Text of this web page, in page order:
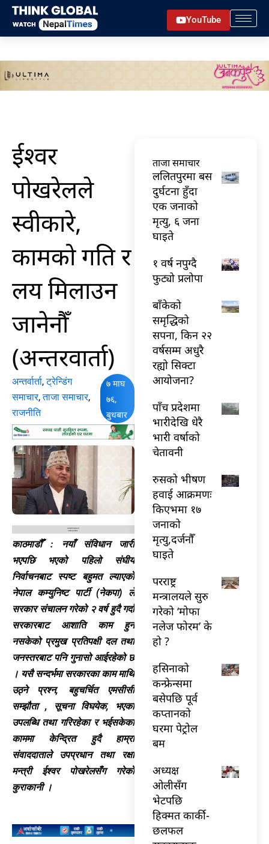
Skip
content
YouTube
ईश्वर
पोखरेलले
स्वीकारे,
कामको गति र
लय मिलाउन
जानेनौँ
(अन्तरवार्ता)
अन्तर्वार्ता,ट्रेन्डिंग
समाचार,ताजा समाचार,
राजनीति
७ माघ
७६,
बुधबार
काठमाडौँ : नयाँ संविधान जारी
भएपछि भएको पहिलो संघीय
निर्वाचनबाट स्पष्ट बहुमत ल्याएको
नेपाल कम्युनिष्ट पार्टी (नेकपा) ले
सरकार संचालन गरेको २ वर्ष हुदै गर्दा
सरकारबाट आशाति काम हुन
नसकेको प्रमुख प्रतिपक्षी दल तथा
जनस्तरबाट पनि गुनासो आईरहेको छ
। यसै सन्दर्भमा सरकारका काम माथि
उठ्ने प्रश्न, बहुचर्चित एमसीसी
सम्झौता , सूचना विघयेक, भएका
उपलब्धि तथा गरिरहेका र भईसकेका
काममा केन्द्रित हुदै हाम्रा
संवाददाताले उपप्रधान तथा रक्षा
मन्त्री ईश्वर पोखरेलसँग गरेको
कुराकानी ।
ताजा समाचार
ललितपुरमा बस
दुर्घटना हुँदा
एक जनाको
मृत्यु, ६ जना
घाइते
१ वर्ष नपुग्दै
फुट्यो प्रलोपा
बाँकेको
समृद्धिको
सपना, किन २२
वर्षसम्म अधुरै
रह्यो सिक्टा
आयोजना?
पाँच प्रदेशमा
भारीदेखि धेरै
भारी वर्षाको
चेतावनी
रुसको भीषण
हवाई आक्रमणः
किएभमा १७
जनाको
मृत्यु,दर्जनौँ
घाइते
परराष्ट्र
मन्त्रालयले सुरु
गरेको ‘मोफा
नलेज फोरम’ के
हो ?
हसिनाको
कन्फ्रेन्समा
बसेपछि पूर्व
कप्तानको
घरमा पेट्रोल
बम
अध्यक्ष
ओलीसँग
भेटपछि
हिक्मत कार्की-
छलफल